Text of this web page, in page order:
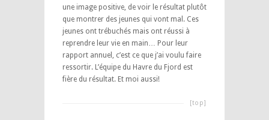
une image positive, de voir le résultat plutôt
que montrer des jeunes qui vont mal. Ces
jeunes ont trébuchés mais ont réussi à
reprendre leur vie en main… Pour leur
rapport annuel, c’est ce que j’ai voulu faire
ressortir. L’équipe du Havre du Fjord est
fière du résultat. Et moi aussi!
[top]